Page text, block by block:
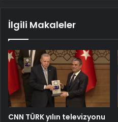
İlgili Makaleler
CNN TÜRK yılın televizyonu